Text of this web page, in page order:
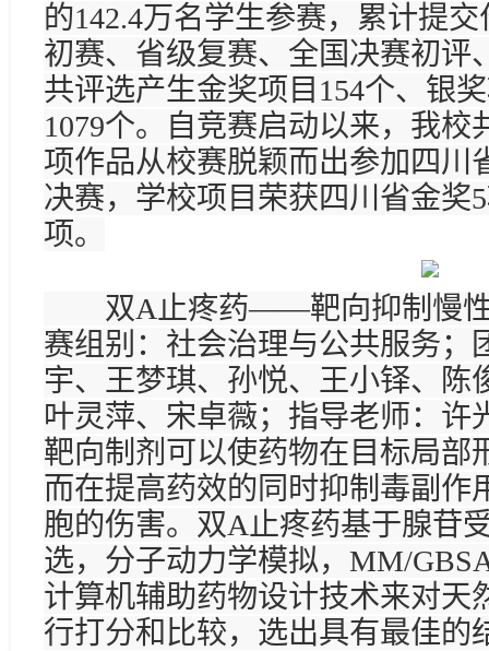
的142.4万名学生参赛，累计提
初赛、省级复赛、全国决赛初评
共评选产生金奖项目154个、银
1079个。自竞赛启动以来，我校
项作品从校赛脱颖而出参加四川
决赛，学校项目荣获四川省金奖
项。
双A止疼药——靶向抑制慢性
赛组别：社会治理与公共服务；
宇、王梦琪、孙悦、王小铎、陈
叶灵萍、宋卓薇；指导老师：许
靶向制剂可以使药物在目标局部
而在提高药效的同时抑制毒副作
胞的伤害。双A止疼药基于腺苷
选，分子动力学模拟，MM/
计算机辅助药物设计技术来对天
行打分和比较，选出具有最佳的